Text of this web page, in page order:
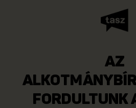
AZ
FORDULTUNK